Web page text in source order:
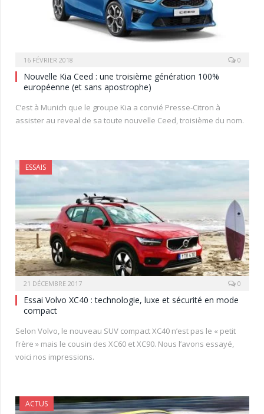
16 FÉVRIER 2018 0
Nouvelle Kia Ceed : une troisième génération 100%
européenne (et sans apostrophe)
C’est à Munich que le groupe Kia a convié Presse-Citron à
assister au reveal de sa toute nouvelle Ceed, troisième du nom.
ESSAIS
21 DÉCEMBRE 2017 0
Essai Volvo XC40 : technologie, luxe et sécurité en mode
compact
Selon Volvo, le nouveau SUV compact XC40 n’est pas le « petit
frère » mais le cousin des XC60 et XC90. Nous l’avons essayé,
voici nos impressions.
ACTUS